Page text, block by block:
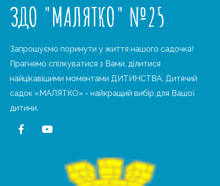
ЗДО "МАЛЯТКО" №25
Запрошуємо поринути у життя нашого садочка!
Прагнемо спілкуватися з Вами, ділитися
найцікавішими моментами ДИТИНСТВА. Дитячий
садок «МАЛЯТКО» - найкращий вибір для Вашої
дитини.